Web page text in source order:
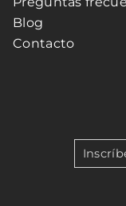
Blog
Contacto